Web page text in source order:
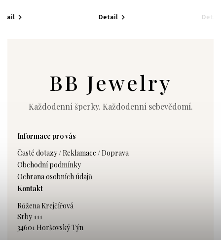
Detail Detail
BB Jewelry
Každodenní šperky. Každodenní sebevědomí.
Informace pro vás
Časté dotazy / Reklamace / Doprava
Obchodní podmínky
Ochrana osobních údajů
Kontakt
Růžena Krejčířová
Srby 111
34601 Horšovský Týn